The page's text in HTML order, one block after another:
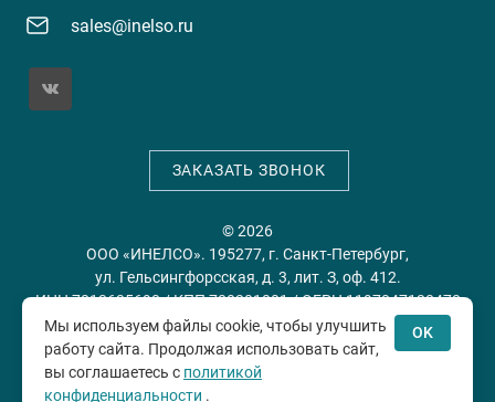
sales@inelso.ru
ЗАКАЗАТЬ ЗВОНОК
© 2026
ООО «ИНЕЛСО». 195277, г. Санкт-Петербург,
ул. Гельсингфорсская, д. 3, лит. З, оф. 412.
ИНН 7813635698 / КПП 780201001 / ОГРН 1197847128478
Политика конфиденциальности
соглашение
Мы используем файлы cookie, чтобы улучшить
работу сайта. Продолжая использовать сайт,
вы соглашаетесь с политикой
конфиденциальности .
OK